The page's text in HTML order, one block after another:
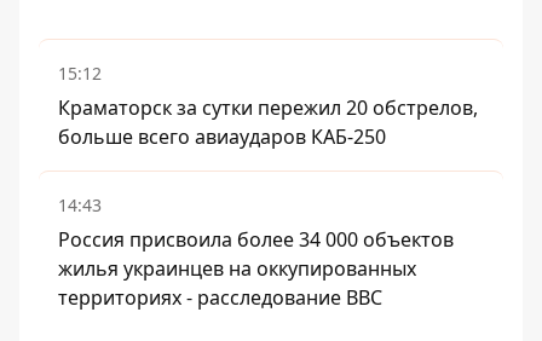
15:12
Краматорск за сутки пережил 20 обстрелов,
больше всего авиаударов КАБ-250
14:43
Россия присвоила более 34 000 объектов
жилья украинцев на оккупированных
территориях - расследование BBC